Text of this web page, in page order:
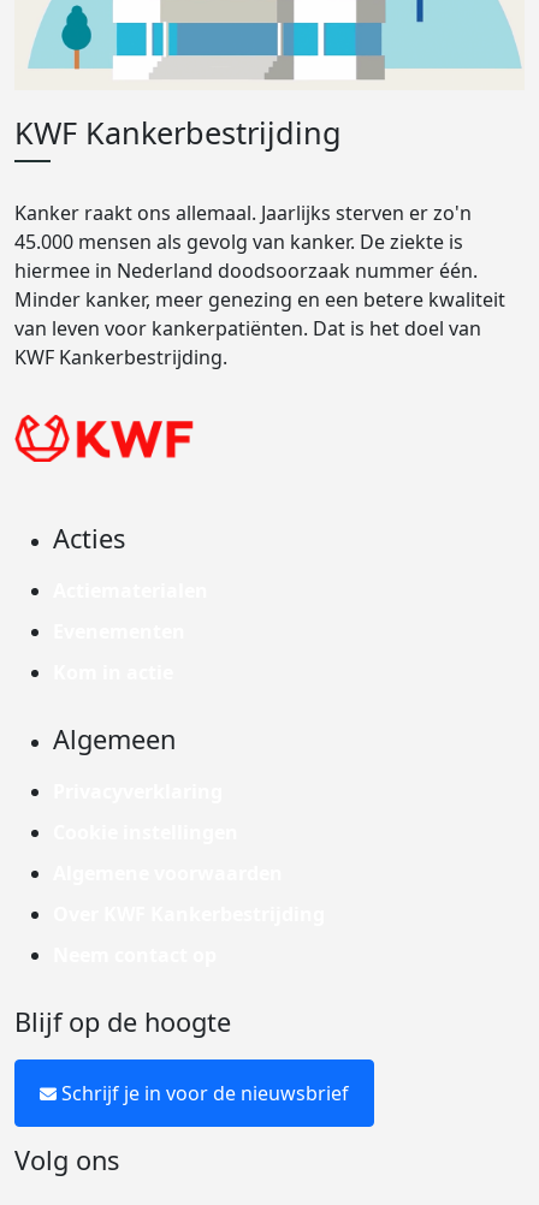
KWF Kankerbestrijding
Kanker raakt ons allemaal. Jaarlijks sterven er zo'n
45.000 mensen als gevolg van kanker. De ziekte is
hiermee in Nederland doodsoorzaak nummer één.
Minder kanker, meer genezing en een betere kwaliteit
van leven voor kankerpatiënten. Dat is het doel van
KWF Kankerbestrijding.
Acties
Algemeen
Blijf op de hoogte
Schrijf je in voor de nieuwsbrief
Volg ons